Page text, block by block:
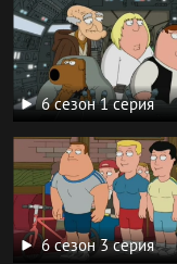
6 сезон 1 серия
6 сезон 3 серия